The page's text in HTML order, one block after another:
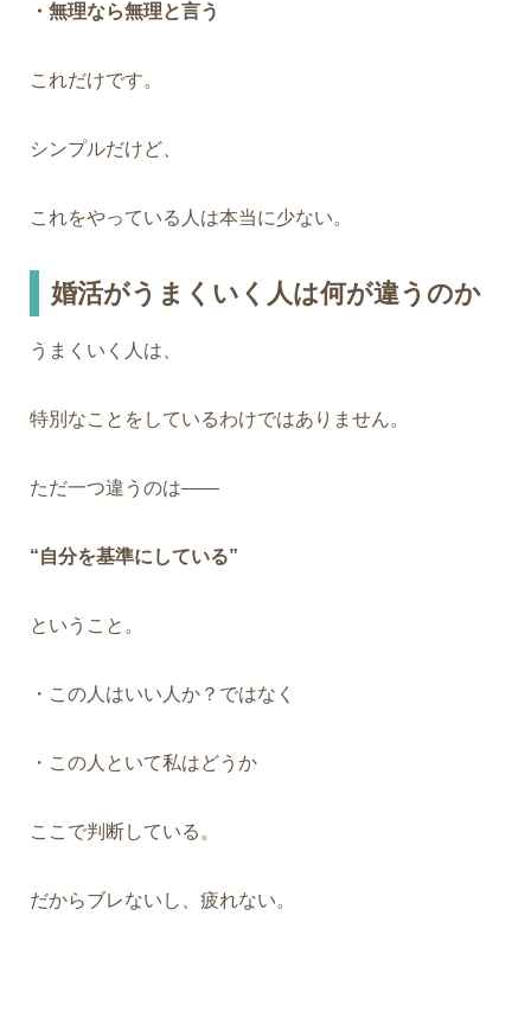
・無理なら無理と言う
これだけです。
シンプルだけど、
これをやっている人は本当に少ない。
婚活がうまくいく人は何が違うのか
うまくいく人は、
特別なことをしているわけではありません。
ただ一つ違うのは——
“自分を基準にしている”
ということ。
・この人はいい人か？ではなく
・この人といて私はどうか
ここで判断している。
だからブレないし、疲れない。